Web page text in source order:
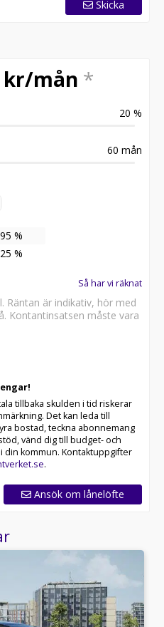
Skicka
kr/mån *
20 %
60 mån
%
%
Så har vi räknat
Räntan är indikativ, hör med
Kontantinsatsen måste vara
tillbaka skulden i tid riskerar
Det kan leda till
bostad, teckna abonnemang
vänd dig till budget- och
din kommun. Kontaktuppgifter
.
Ansök om lånelöfte